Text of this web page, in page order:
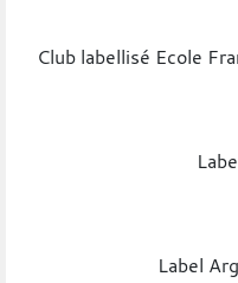
Club labellisé Ecole
Label